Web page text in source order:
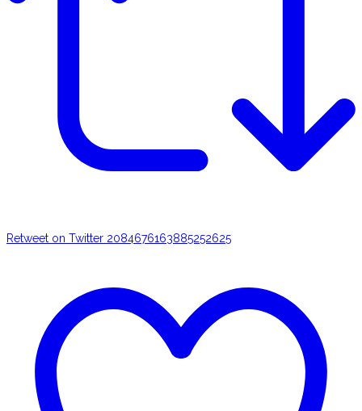
Retweet on Twitter 2084676163885252625